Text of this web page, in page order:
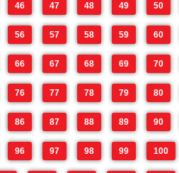
46 47 48 49 50
56 57 58 59 60
66 67 68 69 70
76 77 78 79 80
86 87 88 89 90
96 97 98 99 100